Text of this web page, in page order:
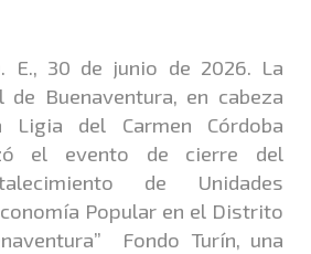
E., 30 de junio de 2026. La
Buenaventura, en cabeza
Ligia del Carmen Córdoba
el evento de cierre del
de Unidades
Popular en el Distrito
Fondo Turín, una